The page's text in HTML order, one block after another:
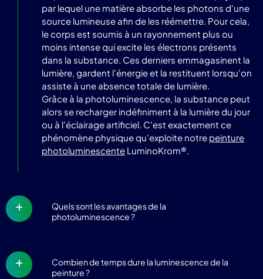
par lequel une matière absorbe les photons d'une
source lumineuse afin de les réémettre. Pour cela,
le corps est soumis à un rayonnement plus ou
moins intense qui excite les électrons présents
dans la substance. Ces derniers emmagasinent la
lumière, gardent l'énergie et la restituent lorsqu'on
assiste à une absence totale de lumière.
Grâce à la photoluminescence, la substance peut
alors se recharger indéfiniment à la lumière du jour
ou à l'éclairage artificiel. C'est exactement ce
phénomène physique qu'exploite notre peinture
photoluminescente LuminoKrom®.
Quels sont les avantages de la
photoluminescence ?
Combien de temps dure la luminescence de la
peinture ?